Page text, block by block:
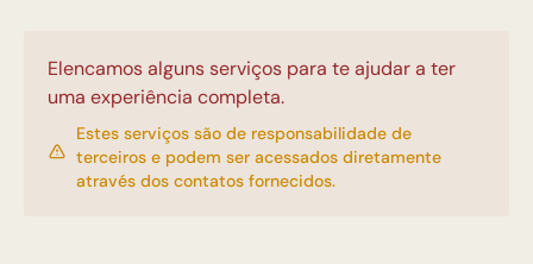
Elencamos alguns serviços para te ajudar a ter
uma experiência completa.
Estes serviços são de responsabilidade de
terceiros e podem ser acessados diretamente
através dos contatos fornecidos.